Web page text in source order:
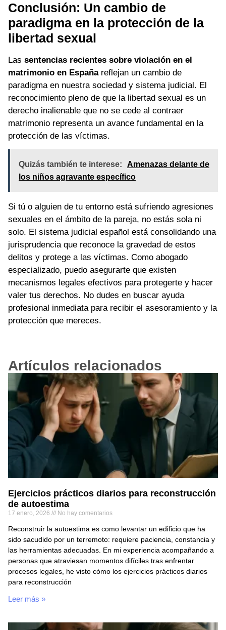
Conclusión: Un cambio de
paradigma en la protección de la
libertad sexual
Las sentencias recientes sobre violación en el
matrimonio en Españareflejan un cambio de
paradigma en nuestra sociedad y sistema judicial. El
reconocimiento pleno de que la libertad sexual es un
derecho inalienable que no se cede al contraer
matrimonio representa un avance fundamental en la
protección de las víctimas.
Quizás también te interese:
Amenazas delante de
los niños agravante específico
Si tú o alguien de tu entorno está sufriendo agresiones
sexuales en el ámbito de la pareja, no estás sola ni
solo. El sistema judicial español está consolidando una
jurisprudencia que reconoce la gravedad de estos
delitos y protege a las víctimas. Como abogado
especializado, puedo asegurarte que existen
mecanismos legales efectivos para protegerte y hacer
valer tus derechos. No dudes en buscar ayuda
profesional inmediata para recibir el asesoramiento y la
protección que mereces.
Artículos relacionados
Ejercicios prácticos diarios para reconstrucción
de autoestima
17 enero, 2026 No hay comentarios
Reconstruir la autoestima es como levantar un edificio que ha
sido sacudido por un terremoto: requiere paciencia, constancia y
las herramientas adecuadas. En mi experiencia acompañando a
personas que atraviesan momentos difíciles tras enfrentar
procesos legales, he visto cómo los ejercicios prácticos diarios
para reconstrucción
Leer más »